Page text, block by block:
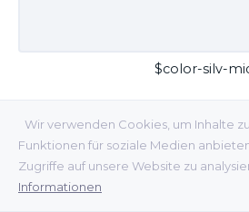
Wir verwenden Cookies, um Inhalte
Funktionen für soziale Medien
Zugriffe auf unsere Website zu
Informationen
$color-silv-